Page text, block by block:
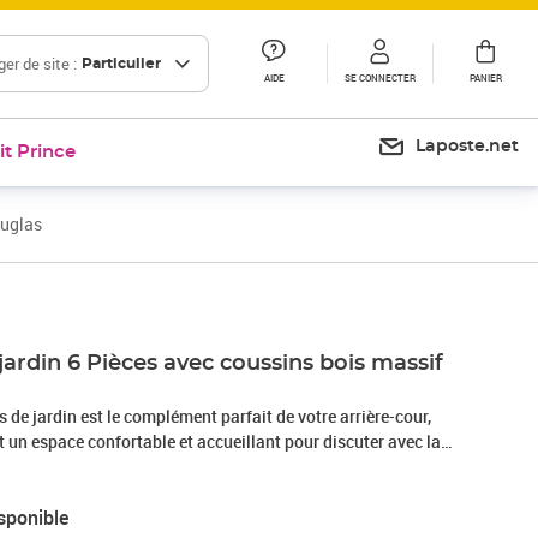
de site : Particulier
AIDE SE CONNECTER PANIER
Prince Laposte.net
6 Pièces avec coussins bois massif
de jardin est le complément parfait de votre arrière-cour,
espace confortable et accueillant pour discuter avec la
se détendre et profiter de l'extérieur. Bois de
de douglas est également suffisamment solide pour être